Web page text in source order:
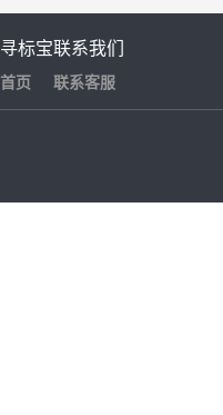
寻标宝
首页
联系我们
联系客服